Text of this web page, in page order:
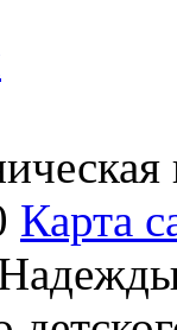
Карта